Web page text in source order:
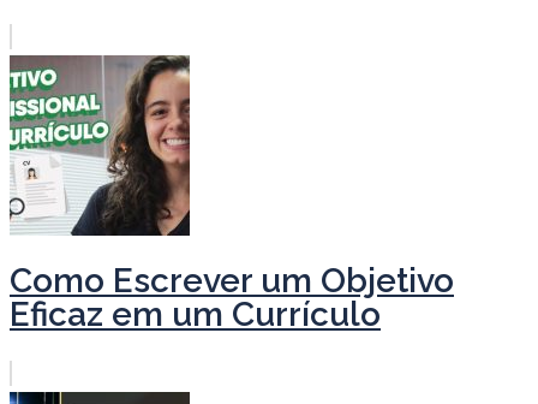
Como Escrever um Objetivo
Eficaz em um Currículo